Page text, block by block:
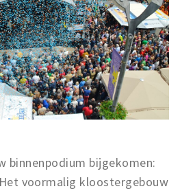
binnenpodium bijgekomen:
voormalig kloostergebouw